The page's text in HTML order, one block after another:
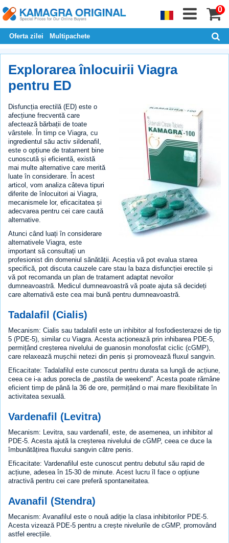
0
Oferta zilei Multipachete
Explorarea înlocuirii Viagra
pentru ED
Disfuncția erectilă (ED) este o
afecțiune frecventă care
afectează bărbații de toate
vârstele. În timp ce Viagra, cu
ingredientul său activ sildenafil,
este o opțiune de tratament bine
cunoscută și eficientă, există
mai multe alternative care merită
luate în considerare. În acest
articol, vom analiza câteva tipuri
diferite de înlocuitori ai Viagra,
mecanismele lor, eficacitatea și
adecvarea pentru cei care caută
alternative.
Atunci când luați în considerare
alternativele Viagra, este
important să consultați un
profesionist din domeniul sănătății. Aceștia vă pot evalua starea
specifică, pot discuta cauzele care stau la baza disfuncției erectile și
vă pot recomanda un plan de tratament adaptat nevoilor
dumneavoastră. Medicul dumneavoastră vă poate ajuta să decideți
care alternativă este cea mai bună pentru dumneavoastră.
Tadalafil (Cialis)
Mecanism: Cialis sau tadalafil este un inhibitor al fosfodiesterazei de tip
5 (PDE-5), similar cu Viagra. Acesta acționează prin inhibarea PDE-5,
permițând creșterea nivelului de guanosin monofosfat ciclic (cGMP),
care relaxează mușchii netezi din penis și promovează fluxul sangvin.
Eficacitate: Tadalafilul este cunoscut pentru durata sa lungă de acțiune,
ceea ce i-a adus porecla de „pastila de weekend”. Acesta poate rămâne
eficient timp de până la 36 de ore, permițând o mai mare flexibilitate în
activitatea sexuală.
Vardenafil (Levitra)
Mecanism: Levitra, sau vardenafil, este, de asemenea, un inhibitor al
PDE-5. Acesta ajută la creșterea nivelului de cGMP, ceea ce duce la
îmbunătățirea fluxului sangvin către penis.
Eficacitate: Vardenafilul este cunoscut pentru debutul său rapid de
acțiune, adesea în 15-30 de minute. Acest lucru îl face o opțiune
atractivă pentru cei care preferă spontaneitatea.
Avanafil (Stendra)
Mecanism: Avanafilul este o nouă adiție la clasa inhibitorilor PDE-5.
Acesta vizează PDE-5 pentru a crește nivelurile de cGMP, promovând
astfel erecțiile.